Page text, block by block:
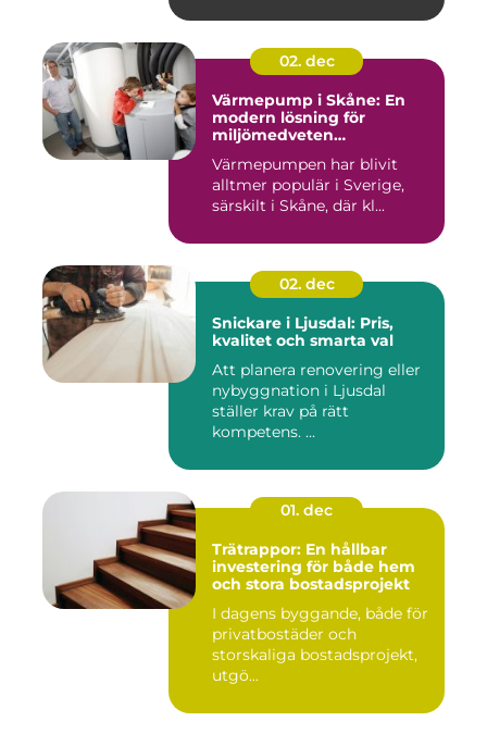
02. dec
Värmepump i Skåne: En
modern lösning för
miljömedveten
Värmepumpen har blivit
alltmer populär i Sverige,
särskilt i Skåne, där kl...
02. dec
Snickare i Ljusdal: Pris,
kvalitet och smarta val
Att planera renovering eller
nybyggnation i Ljusdal
ställer krav på rätt
kompetens. ...
01. dec
Trätrappor: En hållbar
investering för både hem
och stora bostadsprojekt
I dagens byggande, både för
privatbostäder och
storskaliga bostadsprojekt,
utgö...